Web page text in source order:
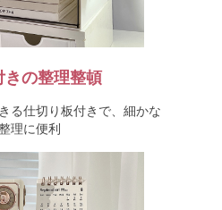
きの整理整頓
る仕切り板付きで、細かな
理に便利